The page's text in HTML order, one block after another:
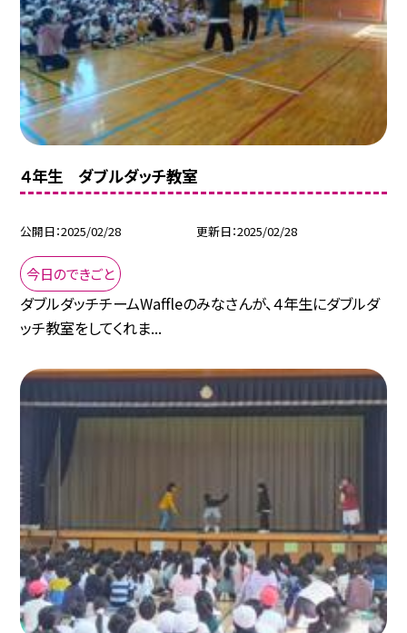
４年生 ダブルダッチ教室
公開日 2025/02/28 更新日 2025/02/28
今日のできごと
ダブルダッチチームWaffleのみなさんが、４年生にダブルダ
ッチ教室をしてくれま...